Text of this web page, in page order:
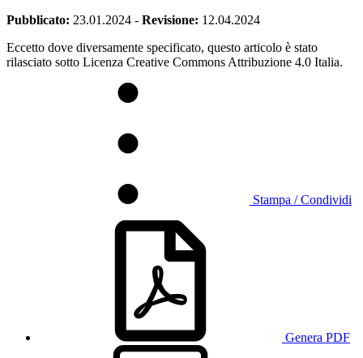
Pubblicato: 23.01.2024 - Revisione: 12.04.2024
Eccetto dove diversamente specificato, questo articolo è stato
rilasciato sotto Licenza Creative Commons Attribuzione 4.0 Italia.
Stampa / Condividi
Genera PDF